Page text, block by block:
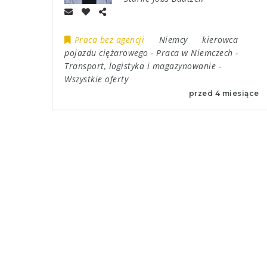
przed 4 miesiące
Praca bez agencji Niemcy
kierowca
pojazdu ciężarowego - Praca w Niemczech -
Transport, logistyka i magazynowanie -
Wszystkie oferty